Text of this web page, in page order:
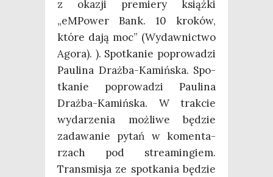
z oka­zji pre­mie­ry książ­ki
„eMPo­wer Bank. 10 kro­ków,
któ­re dają moc” (Wydaw­nic­two
Ago­ra). ). Spo­tka­nie popro­wa­dzi
Pau­li­na Draż­ba-Kamiń­ska. Spo­
tka­nie popro­wa­dzi Pau­li­na
Draż­ba-Kamiń­ska. W trak­cie
wyda­rze­nia moż­li­we będzie
zada­wa­nie pytań w komen­ta­
rzach pod stre­amin­giem.
Trans­mi­sja ze spo­tka­nia będzie